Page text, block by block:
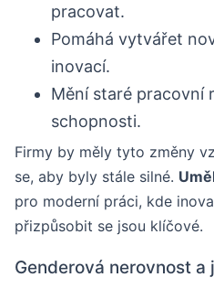
pracovat.
Pomáhá vytvářet
inovací.
Mění staré pracovní
schopnosti.
Firmy by měly tyto změny
se, aby byly stále silné.
pro moderní práci, kde
přizpůsobit se jsou klíčové.
Genderová nerovnost a